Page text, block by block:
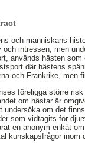
och människans
och intressen, men
används hästen
där hästens
och Frankrike, men
föreligga större
om hästar är
undersöka om det
som vidtagits för
en anonym enkät
kunskapsfrågor inom